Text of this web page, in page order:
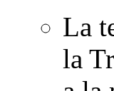
La
la